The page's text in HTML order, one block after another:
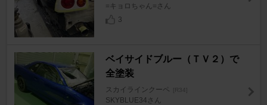
=キョロちゃん=さん
3
ベイサイドブルー（ＴＶ２）で
全塗装
スカイラインクーペ [R34]
SKYBLUE34さん